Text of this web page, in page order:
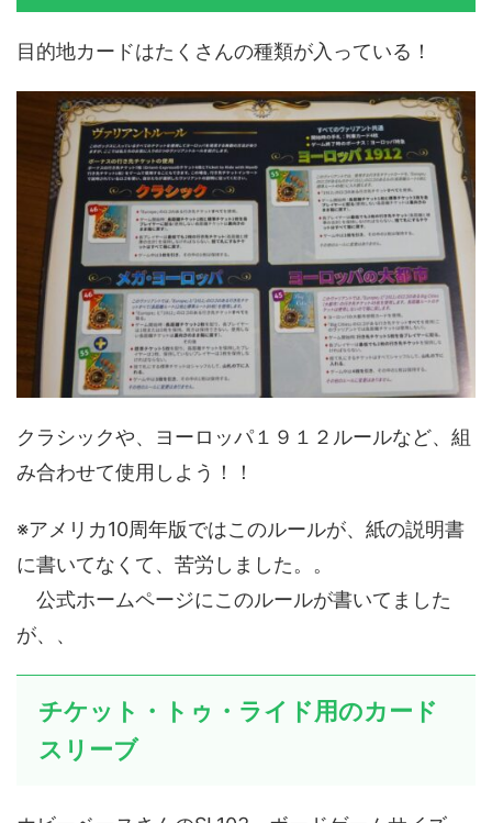
目的地カードはたくさんの種類が入っている！
クラシックや、ヨーロッパ１９１２ルールなど、組
み合わせて使用しよう！！
※アメリカ10周年版ではこのルールが、紙の説明書
に書いてなくて、苦労しました。。
公式ホームページにこのルールが書いてました
が、、
チケット・トゥ・ライド用のカード
スリーブ